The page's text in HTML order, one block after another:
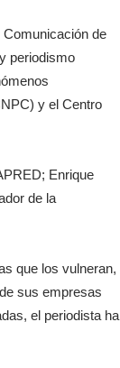
de
periodismo
y el Centro
Enrique
de la
que los vulneran,
sus empresas
el periodista ha